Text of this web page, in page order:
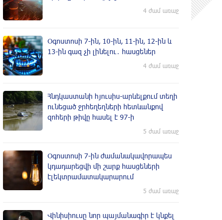
4 ժամ առաջ
Օգոստոսի 7-ին, 10-ին, 11-ին, 12-ին և
13-ին գազ չի լինելու․ հասցեներ
4 ժամ առաջ
Հնդկաստանի հյուսիս-արևելքում տեղի
ունեցած ջրհեղեղների հետևանքով
զոհերի թիվը հասել է 97-ի
5 ժամ առաջ
Օգոստոսի 7-ին ժամանակավորապես
կդադարեցվի մի շարք հասցեների
էլեկտրամատակարարում
5 ժամ առաջ
Վինիսիուսը նոր պայմանագիր է կնքել